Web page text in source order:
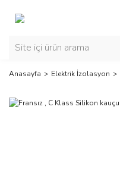
Anasayfa Elektrik İzolasyon